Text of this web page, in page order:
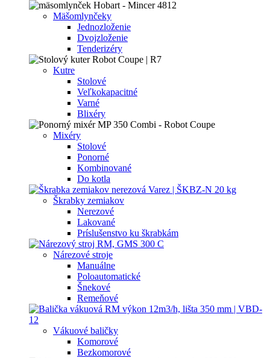
Mäšomlynčeky
Jednozloženie
Dvojzloženie
Tenderizéry
Kutre
Stolové
Veľkokapacitné
Varné
Blixéry
Mixéry
Stolové
Ponorné
Kombinované
Do kotla
Škrabky zemiakov
Nerezové
Lakované
Príslušenstvo ku škrabkám
Nárezové stroje
Manuálne
Poloautomatické
Šnekové
Remeňové
Vákuové baličky
Komorové
Bezkomorové